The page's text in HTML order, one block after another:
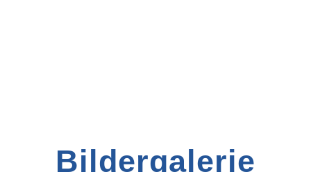
Bildergalerie